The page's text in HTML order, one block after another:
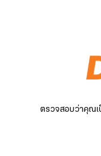
ตรวจสอบว่าคุณเ